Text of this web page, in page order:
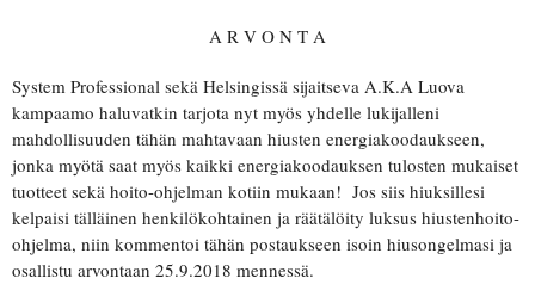
A R V O N T A
System Professional sekä Helsingissä sijaitseva A.K.A Luova
kampaamo haluvatkin tarjota nyt myös yhdelle lukijalleni
mahdollisuuden tähän mahtavaan hiusten energiakoodaukseen,
jonka myötä saat myös kaikki energiakoodauksen tulosten mukaiset
tuotteet sekä hoito-ohjelman kotiin mukaan! Jos siis hiuksillesi
kelpaisi tälläinen henkilökohtainen ja räätälöity luksus hiustenhoito-
ohjelma, niin kommentoi tähän postaukseen isoin hiusongelmasi ja
osallistu arvontaan 25.9.2018 mennessä.